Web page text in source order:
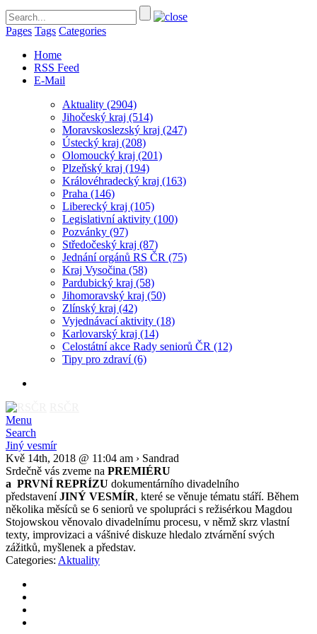
Pages Tags Categories
Home
RSS Feed
E-Mail
Aktuality (2904)
Jihočeský kraj (514)
Moravskoslezský kraj (247)
Ústecký kraj (208)
Olomoucký kraj (201)
Plzeňský kraj (194)
Královéhradecký kraj (163)
Praha (146)
Liberecký kraj (105)
Legislativní aktivity (100)
Pozvánky (97)
Středočeský kraj (87)
Jednání orgánů RS ČR (75)
Kraj Vysočina (58)
Pardubický kraj (58)
Jihomoravský kraj (50)
Zlínský kraj (42)
Vyjednávací aktivity (18)
Karlovarský kraj (14)
Celostátní akce Rady seniorů ČR (12)
Tipy pro zdraví(6)
Menu
Search
Jiný vesmír
Kvě 14th, 2018 @ 11:04 am › Sandrad
Srdečně vás zveme na PREMIÉRU
a PRVNÍ REPRÍZU dokumentárního divadelního
představeníJINÝ VESMÍR, které se věnuje tématu stáří. Během
několika měsíců se 6 seniorů ve spolupráci s režisérkou Magdou
Stojowskou věnovalo divadelnímu procesu, v němž skrz vlastní
texty, improvizaci a vášnivé diskuze hledalo ztvárnění svých
zážitků, myšlenek a představ.
Categories: Aktuality